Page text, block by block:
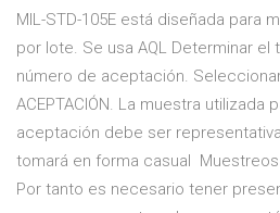
MIL-STD-105E está diseñada para
por lote. Se usa AQL Determinar el
número de aceptación.
ACEPTACIÓN. La muestra utilizada
aceptación debe ser
tomará en forma casual
Por tanto es necesario tener